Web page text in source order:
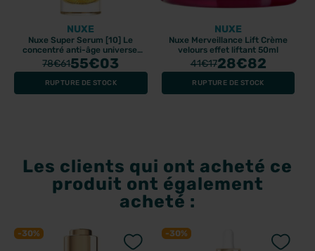
NUXE
Nuxe Super Serum [10] Le
concentré anti-âge universel
50ml
78€6155€03
RUPTURE DE STOCK
NUXE
Nuxe Merveillance Lift Crème
velours effet liftant 50ml
41€1728€82
RUPTURE DE STOCK
Les clients qui ont acheté ce
produit ont également
acheté :
-30% -30%